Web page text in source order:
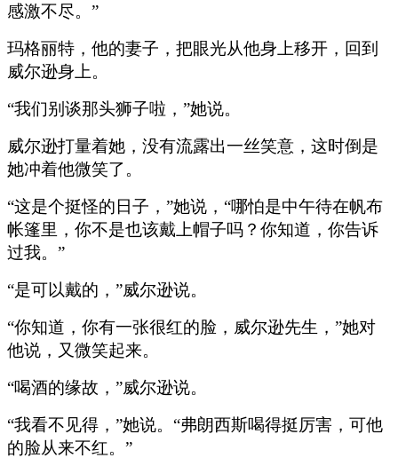
感激不尽。”
玛格丽特，他的妻子，把眼光从他身上移开，回到
威尔逊身上。
“我们别谈那头狮子啦，”她说。
威尔逊打量着她，没有流露出一丝笑意，这时倒是
她冲着他微笑了。
“这是个挺怪的日子，”她说，“哪怕是中午待在帆布
帐篷里，你不是也该戴上帽子吗？你知道，你告诉
过我。”
“是可以戴的，”威尔逊说。
“你知道，你有一张很红的脸，威尔逊先生，”她对
他说，又微笑起来。
“喝酒的缘故，”威尔逊说。
“我看不见得，”她说。“弗朗西斯喝得挺厉害，可他
的脸从来不红。”